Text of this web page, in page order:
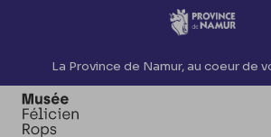
Accèder directement au contenu
La Province de Namur, au coeur de